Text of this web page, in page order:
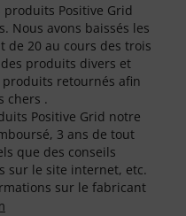
produits Positive Grid
Nous avons baissés les
de 20 au cours des trois
produits divers et
retournés afin
chers .
Positive Grid notre
3 ans de tout
que des conseils
sur le site internet, etc.
sur le fabricant